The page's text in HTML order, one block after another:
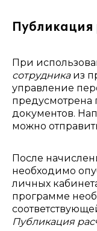
Публикация
При
сотрудникаиз
управление
предусмотрена
документов.
можно
После
необходимо
личных
программе
Публикация